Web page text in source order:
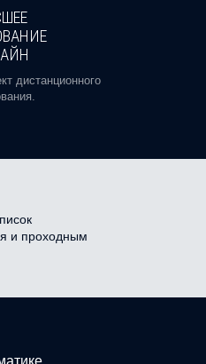
дистанционного
и проходным